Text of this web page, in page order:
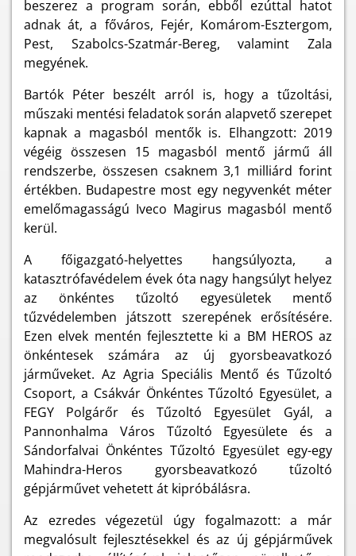
beszerez a program során, ebből ezúttal hatot
adnak át, a főváros, Fejér, Komárom-Esztergom,
Pest, Szabolcs-Szatmár-Bereg, valamint Zala
megyének.
Bartók Péter beszélt arról is, hogy a tűzoltási,
műszaki mentési feladatok során alapvető szerepet
kapnak a magasból mentők is. Elhangzott: 2019
végéig összesen 15 magasból mentő jármű áll
rendszerbe, összesen csaknem 3,1 milliárd forint
értékben. Budapestre most egy negyvenkét méter
emelőmagasságú Iveco Magirus magasból mentő
kerül.
A főigazgató-helyettes hangsúlyozta, a
katasztrófavédelem évek óta nagy hangsúlyt helyez
az önkéntes tűzoltó egyesületek mentő
tűzvédelemben játszott szerepének erősítésére.
Ezen elvek mentén fejlesztette ki a BM HEROS az
önkéntesek számára az új gyorsbeavatkozó
járműveket. Az Agria Speciális Mentő és Tűzoltó
Csoport, a Csákvár Önkéntes Tűzoltó Egyesület, a
FEGY Polgárőr és Tűzoltó Egyesület Gyál, a
Pannonhalma Város Tűzoltó Egyesülete és a
Sándorfalvai Önkéntes Tűzoltó Egyesület egy-egy
Mahindra-Heros gyorsbeavatkozó tűzoltó
gépjárművet vehetett át kipróbálásra.
Az ezredes végezetül úgy fogalmazott: a már
megvalósult fejlesztésekkel és az új gépjárművek